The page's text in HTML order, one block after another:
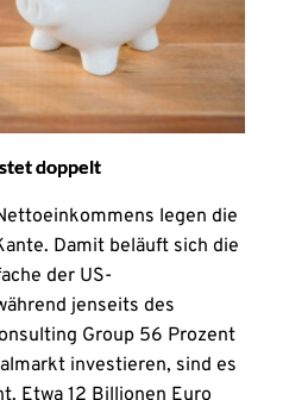
doppelt
legen die
Damit beläuft sich die
der US-
jenseits des
Group 56 Prozent
investieren, sind es